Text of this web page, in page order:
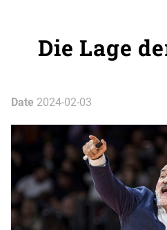
Die Lage
Date 2024-02-03